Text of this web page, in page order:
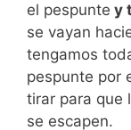
el pespunte y
se vayan
tengamos
pespunte por
tirar para que
se escapen.